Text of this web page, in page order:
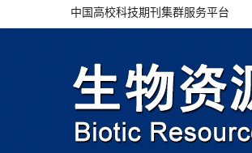
中国高校科技期刊集群服务平台